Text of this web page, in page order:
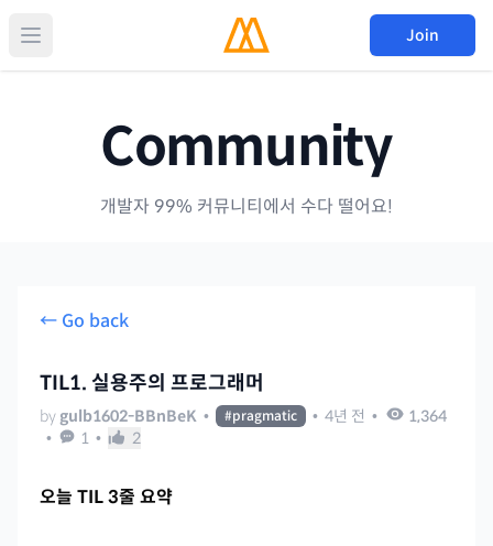
Join
Community
개발자 99% 커뮤니티에서 수다 떨어요!
← Go back
TIL1. 실용주의 프로그래머
by gulb1602-BBnBeK • #pragmatic • 4년 전 •
1,364
•
1 • 2
오늘 TIL 3줄 요약